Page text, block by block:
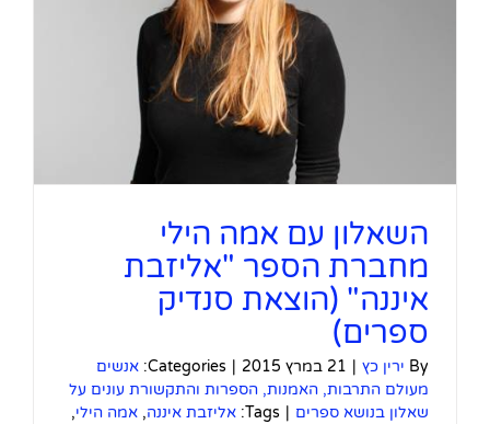
השאלון עם אמה הילי
מחברת הספר "אליזבת
איננה" (הוצאת סנדיק
ספרים)
By ירין כץ | 21 במרץ 2015 |
Categories: אנשים
מעולם התרבות, האמנות, הספרות והתקשורת עונים על
שאלון בנושא ספרים |
Tags: אליזבת איננה, אמה הילי,